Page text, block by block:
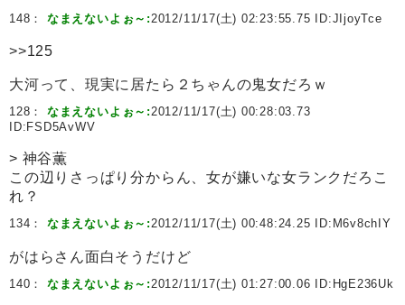
148： なまえないよぉ～:2012/11/17(土) 02:23:55.75 ID:JIjoyTce
>>125
大河って、現実に居たら２ちゃんの鬼女だろｗ
128： なまえないよぉ～:2012/11/17(土) 00:28:03.73
ID: FSD5AvWV
> 神谷薫
この辺りさっぱり分からん、女が嫌いな女ランクだろこ
れ？
134： なまえないよぉ～:2012/11/17(土) 00:48:24.25 ID: M6v8chIY
がはらさん面白そうだけど
140： なまえないよぉ～:2012/11/17(土) 01:27:00.06 ID: HgE236Uk